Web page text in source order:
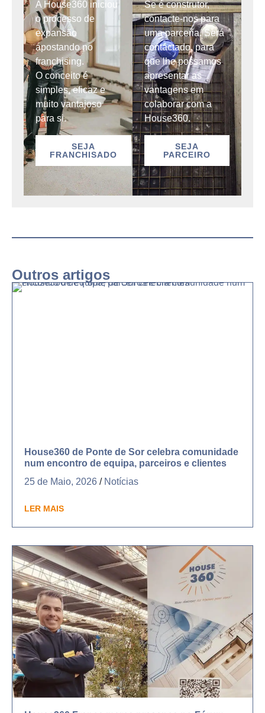
A House360 iniciou
o processo de
expansão
apostando no
franchising.
O conceito é
simples, eficaz e
muito vantajoso
para si.
SEJA
FRANCHISADO
Se é construtor,
contacte-nos para
uma parceria. Será
contactado, para
que lhe possamos
apresentar as
vantagens em
colaborar com a
House360.
SEJA
PARCEIRO
Outros artigos
House360 de Ponte de Sor celebra comunidade
num encontro de equipa, parceiros e clientes
25 de Maio, 2026 / Notícias
LER MAIS